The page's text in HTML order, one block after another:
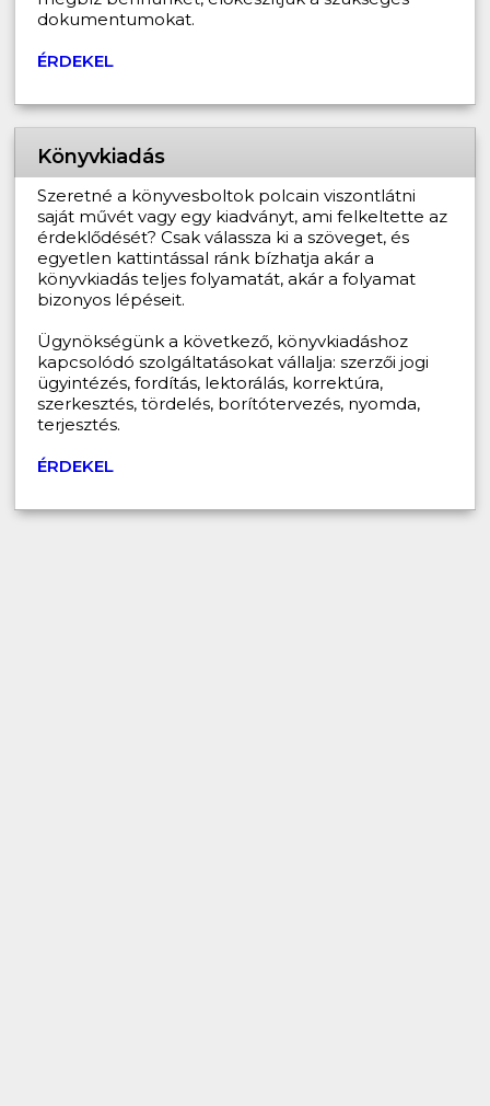
dokumentumokat.
ÉRDEKEL
Könyvkiadás
Szeretné a könyvesboltok polcain viszontlátni
saját művét vagy egy kiadványt, ami felkeltette az
érdeklődését? Csak válassza ki a szöveget, és
egyetlen kattintással ránk bízhatja akár a
könyvkiadás teljes folyamatát, akár a folyamat
bizonyos lépéseit.
Ügynökségünk a következő, könyvkiadáshoz
kapcsolódó szolgáltatásokat vállalja: szerzői jogi
ügyintézés, fordítás, lektorálás, korrektúra,
szerkesztés, tördelés, borítótervezés, nyomda,
terjesztés.
ÉRDEKEL